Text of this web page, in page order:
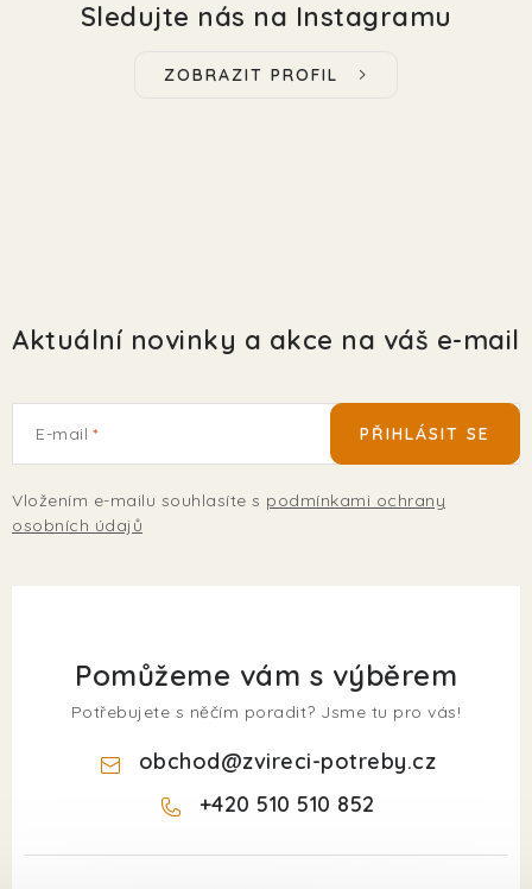
Sledujte nás na Instagramu
ZOBRAZIT PROFIL
Aktuální novinky a akce na váš e-mail
E-mail
Vložením e-mailu souhlasíte s podmínkami ochrany
osobních údajů
PŘIHLÁSIT SE
Pomůžeme vám s výběrem
Potřebujete s něčím poradit? Jsme tu pro vás!
obchod@zvireci-potreby.cz
+420 510 510 852